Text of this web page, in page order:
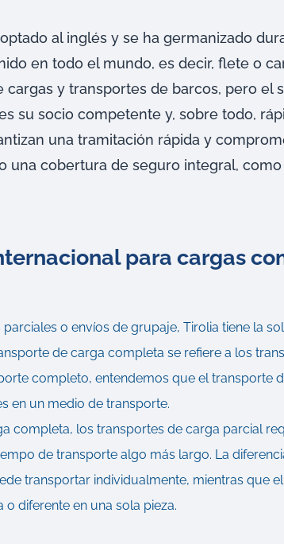
al inglés y se ha germanizado
en todo el mundo, es decir, flete o
cargas y transportes de barcos, pero el
su socio competente y, sobre todo,
una tramitación rápida y
una cobertura de seguro integral,
para cargas
o envíos de grupaje, Tirolia tiene la
de carga completa se refiere a los
completo, entendemos que el transporte
en un medio de transporte.
completa, los transportes de carga parcial
de transporte algo más largo. La
transportar individualmente, mientras que
diferente en una sola pieza.